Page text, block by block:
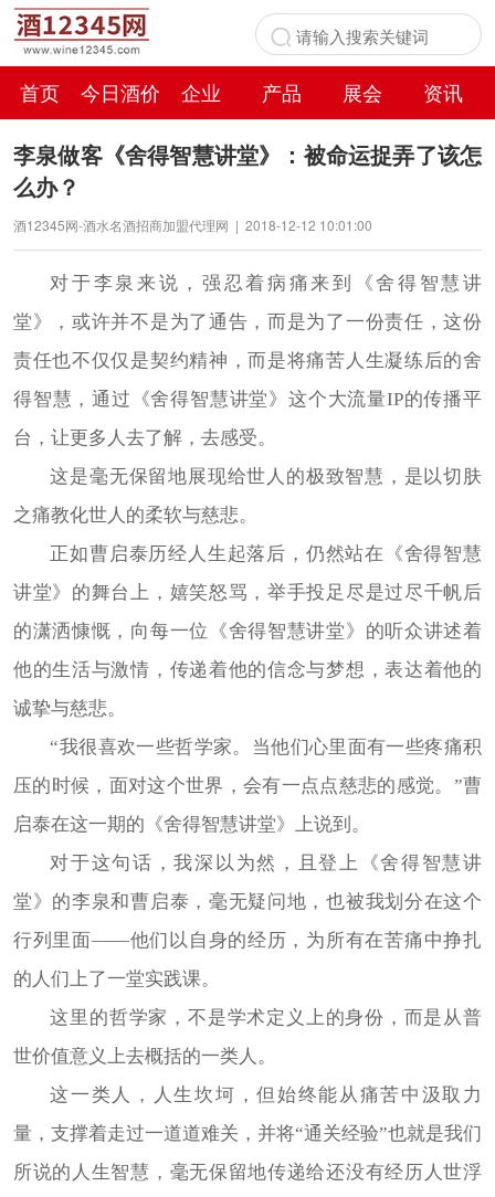
首页 今日酒价 企业 产品 展会
资讯
百科
李泉做客《舍得智慧讲堂》：被命运捉弄了该怎
么办？
酒12345网-酒水名酒招商加盟代理网 | 2018-12-12 10:01:00
对于李泉来说，强忍着病痛来到《舍得智慧讲
堂》，或许并不是为了通告，而是为了一份责任，这份
责任也不仅仅是契约精神，而是将痛苦人生凝练后的舍
得智慧，通过《舍得智慧讲堂》这个大流量IP的传播平
台，让更多人去了解，去感受。
这是毫无保留地展现给世人的极致智慧，是以切肤
之痛教化世人的柔软与慈悲。
正如曹启泰历经人生起落后，仍然站在《舍得智慧
讲堂》的舞台上，嬉笑怒骂，举手投足尽是过尽千帆后
的潇洒慷慨，向每一位《舍得智慧讲堂》的听众讲述着
他的生活与激情，传递着他的信念与梦想，表达着他的
诚挚与慈悲。
“我很喜欢一些哲学家。当他们心里面有一些疼痛积
压的时候，面对这个世界，会有一点点慈悲的感觉。”曹
启泰在这一期的《舍得智慧讲堂》上说到。
对于这句话，我深以为然，且登上《舍得智慧讲
堂》的李泉和曹启泰，毫无疑问地，也被我划分在这个
行列里面——他们以自身的经历，为所有在苦痛中挣扎
的人们上了一堂实践课。
这里的哲学家，不是学术定义上的身份，而是从普
世价值意义上去概括的一类人。
这一类人，人生坎坷，但始终能从痛苦中汲取力
量，支撑着走过一道道难关，并将“通关经验”也就是我们
所说的人生智慧，毫无保留地传递给还没有经历人世浮